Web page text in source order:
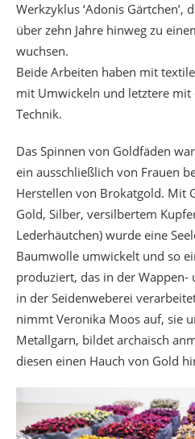
Werkzyklus ‘Adonis Gärtchen’,
über zehn Jahre hinweg zu
wuchsen.
Beide Arbeiten haben mit
mit Umwickeln und letztere mit
Technik.
Das Spinnen von Goldfäden
ein ausschließlich von Frauen
Herstellen von Brokatgold. Mit
Gold, Silber, versilbertem
Lederhäutchen) wurde eine
Baumwolle umwickelt und so
produziert, das in der
in der Seidenweberei
nimmt Veronika Moos auf, sie
Metallgarn, bildet archaisch
diesen einen Hauch von Gold